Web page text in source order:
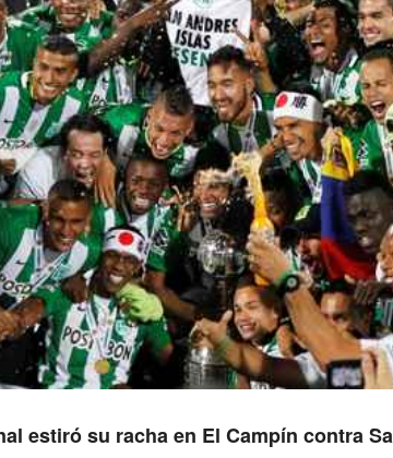
estiró su racha en El Campín contra